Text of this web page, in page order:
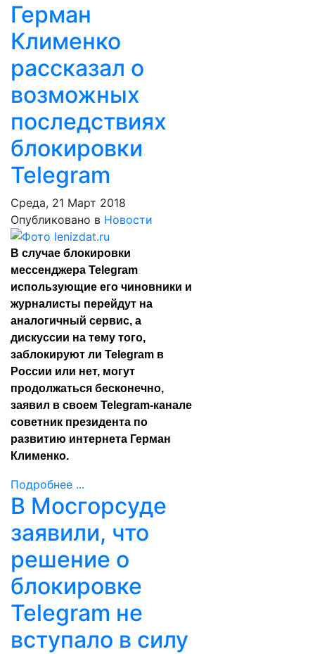
Герман
Клименко
рассказал о
возможных
последствиях
блокировки
Telegram
Среда, 21 Март 2018
Опубликовано в Новости
В случае блокировки
мессенджера Telegram
использующие его чиновники и
журналисты перейдут на
аналогичный сервис, а
дискуссии на тему того,
заблокируют ли Telegram в
России или нет, могут
продолжаться бесконечно,
заявил в своем Telegram-канале
советник президента по
развитию интернета Герман
Клименко.
Подробнее ...
В Мосгорсуде
заявили, что
решение о
блокировке
Telegram не
вступало в силу